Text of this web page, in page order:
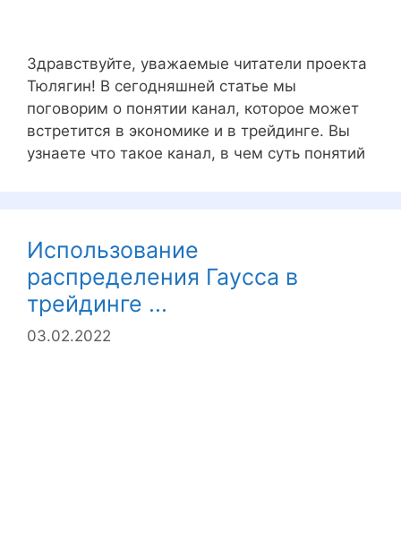
Здравствуйте, уважаемые читатели проекта
Тюлягин! В сегодняшней статье мы
поговорим о понятии канал, которое может
встретится в экономике и в трейдинге. Вы
узнаете что такое канал, в чем суть понятий
Использование
распределения Гаусса в
трейдинге ...
03.02.2022